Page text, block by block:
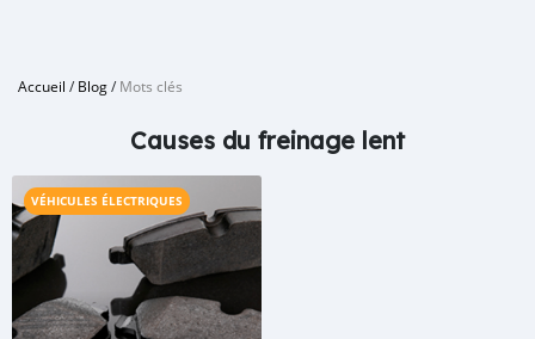
Accueil /Blog/Mots clés
Causes du freinage lent
VÉHICULES ÉLECTRIQUES